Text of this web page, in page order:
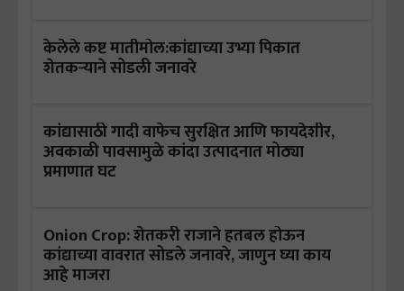
केलेले कष्ट मातीमोल:कांद्याच्या उभ्या पिकात
शेतकऱ्याने सोडली जनावरे
कांद्यासाठी गादी वाफेच सुरक्षित आणि फायदेशीर,
अवकाळी पावसामुळे कांदा उत्पादनात मोठ्या
प्रमाणात घट
Onion Crop: शेतकरी राजाने हतबल होऊन
कांद्याच्या वावरात सोडले जनावरे, जाणुन घ्या काय
आहे माजरा